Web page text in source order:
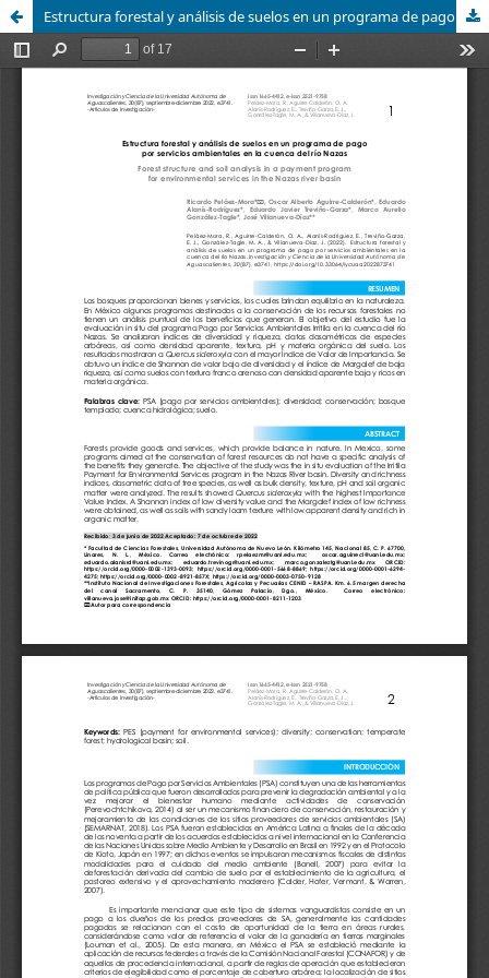
Estructura forestal y análisis de suelos en un programa de pago por servicios ambientales en la cuenca del río Nazas